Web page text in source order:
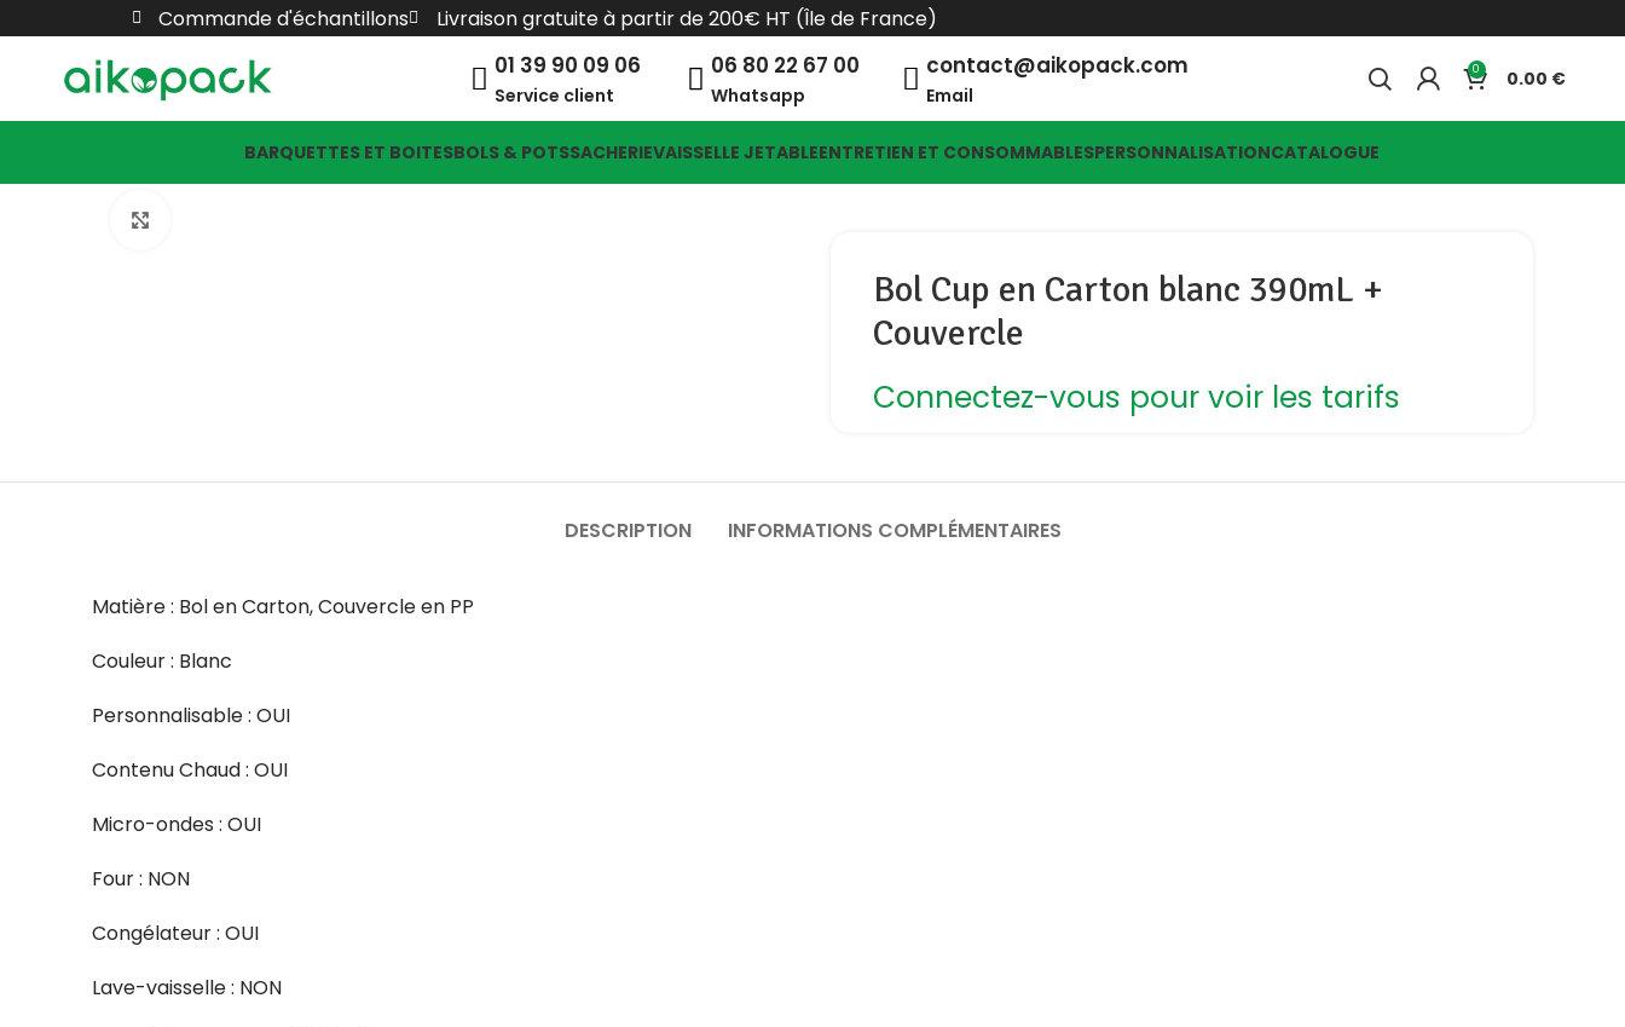
Commande d'échantillons Livraison gratuite à partir de 200€ HT (Île de France)
01 39 90 09 06
Service client
06 80 22 67 00
Whatsapp
contact@aikopack.com
Email
0 0.00
BARQUETTES ET BOITESBOLS & POTSSACHERIEVAISSELLE JETABLEENTRETIEN ET CONSOMMABLESPERSONNALISATIONCATALOGUE
Bol Cup en Carton blanc 390mL +
Couvercle
Connectez-vous pour voir les tarifs
DESCRIPTION INFORMATIONS COMPLÉMENTAIRES
Matière : Bol en Carton, Couvercle en PP
Couleur : Blanc
Personnalisable : OUI
Contenu Chaud : OUI
Micro-ondes : OUI
Four : NON
Congélateur : OUI
Lave-vaisselle : NON